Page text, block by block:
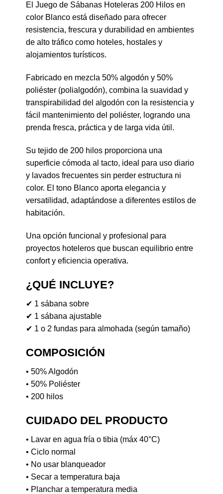
El Juego de Sábanas Hoteleras 200 Hilos en
color Blanco está diseñado para ofrecer
resistencia, frescura y durabilidad en ambientes
de alto tráfico como hoteles, hostales y
alojamientos turísticos.
Fabricado en mezcla 50% algodón y 50%
poliéster (polialgodón), combina la suavidad y
transpirabilidad del algodón con la resistencia y
fácil mantenimiento del poliéster, logrando una
prenda fresca, práctica y de larga vida útil.
Su tejido de 200 hilos proporciona una
superficie cómoda al tacto, ideal para uso diario
y lavados frecuentes sin perder estructura ni
color. El tono Blanco aporta elegancia y
versatilidad, adaptándose a diferentes estilos de
habitación.
Una opción funcional y profesional para
proyectos hoteleros que buscan equilibrio entre
confort y eficiencia operativa.
¿QUÉ INCLUYE?
✔ 1 sábana sobre
✔ 1 sábana ajustable
✔ 1 o 2 fundas para almohada (según tamaño)
COMPOSICIÓN
• 50% Algodón
• 50% Poliéster
• 200 hilos
CUIDADO DEL PRODUCTO
• Lavar en agua fría o tibia (máx 40°C)
• Ciclo normal
• No usar blanqueador
• Secar a temperatura baja
• Planchar a temperatura media